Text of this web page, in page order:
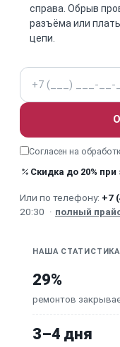
Не работают
Износ /
Треснуло /
Попадание влаги
спортивные)
Посторонний
справа. Обрыв
разъёма или
цепи.
Телефон
Согласен на
Скидка до 20% при
Или по телефону: +7
20:30 · полный
НАША СТАТИСТИКА
29%
ремонтов
3–4 дня